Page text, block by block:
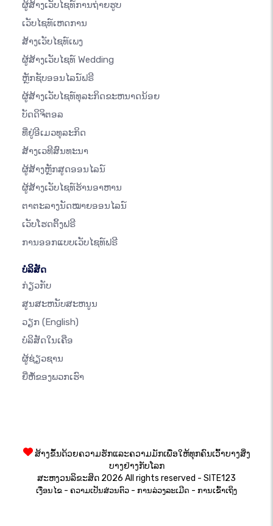
ຜູ້ສ້າງເວັບໄຊທ໌ການຖ່າຍຮູບ
ເວັບໄຊທ໌ເຫດການ
ສ້າງເວັບໄຊທ໌ເພງ
ຜູ້ສ້າງເວັບໄຊທ໌ Wedding
ຫຼັກຊັບອອນໄລນ໌ຟຣີ
ຜູ້ສ້າງເວັບໄຊທ໌ທຸລະກິດຂະຫນາດນ້ອຍ
ບັດດິຈິຕອລ
ທີ່ຢູ່ອີເມວທຸລະກິດ
ສ້າງເວທີສົນທະນາ
ຜູ້ສ້າງຫຼັກສູດອອນໄລນ໌
ຜູ້ສ້າງເວັບໄຊທ໌ຮ້ານອາຫານ
ຕາຕະລາງນັດໝາຍອອນໄລນ໌
ເວັບໂຮດຕິ້ງຟຣີ
ການອອກແບບເວັບໄຊທ໌ຟຣີ
ບໍລິສັດ
ກ່ຽວກັບ
ສູນສະຫນັບສະຫນູນ
ວຽກ (English)
ບໍລິສັດໃນເຄືອ
ຜູ້ຊ່ຽວຊານ
ຍີ່ຫໍ້ຂອງພວກເຮົາ
ສ້າງຂຶ້ນດ້ວຍຄວາມຮັກແລະຄວາມມັກເພື່ອໃຫ້ທຸກຄົນເວົ້າບາງສິ່ງ
ບາງຢ່າງກັບໂລກ
ສະຫງວນລິຂະສິດ 2026 All rights reserved - SITE123
ເງື່ອນໄຂ - ຄວາມເປັນສ່ວນຕົວ - ການລ່ວງລະເມີດ - ການເຂົ້າເຖິງ